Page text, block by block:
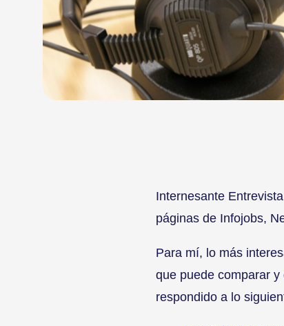
Internesante
páginas de Infojobs,
Para mí, lo más
que puede comparar
respondido a lo